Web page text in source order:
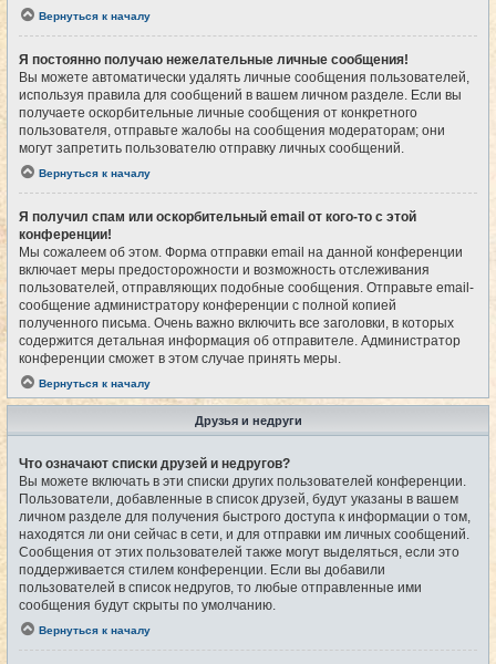
Вернуться к началу
Я постоянно получаю нежелательные личные сообщения!
Вы можете автоматически удалять личные сообщения пользователей,
используя правила для сообщений в вашем личном разделе. Если вы
получаете оскорбительные личные сообщения от конкретного
пользователя, отправьте жалобы на сообщения модераторам; они
могут запретить пользователю отправку личных сообщений.
Вернуться к началу
Я получил спам или оскорбительный email от кого-то с этой
конференции!
Мы сожалеем об этом. Форма отправки email на данной конференции
включает меры предосторожности и возможность отслеживания
пользователей, отправляющих подобные сообщения. Отправьте email-
сообщение администратору конференции с полной копией
полученного письма. Очень важно включить все заголовки, в которых
содержится детальная информация об отправителе. Администратор
конференции сможет в этом случае принять меры.
Вернуться к началу
Друзья и недруги
Что означают списки друзей и недругов?
Вы можете включать в эти списки других пользователей конференции.
Пользователи, добавленные в список друзей, будут указаны в вашем
личном разделе для получения быстрого доступа к информации о том,
находятся ли они сейчас в сети, и для отправки им личных сообщений.
Сообщения от этих пользователей также могут выделяться, если это
поддерживается стилем конференции. Если вы добавили
пользователей в список недругов, то любые отправленные ими
сообщения будут скрыты по умолчанию.
Вернуться к началу